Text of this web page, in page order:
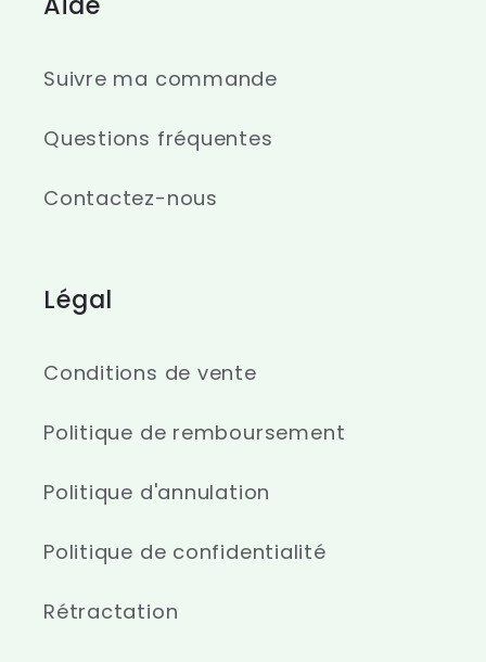
Suivre ma commande
Questions fréquentes
Contactez-nous
Légal
Conditions de vente
Politique de remboursement
Politique d'annulation
Politique de confidentialité
Rétractation